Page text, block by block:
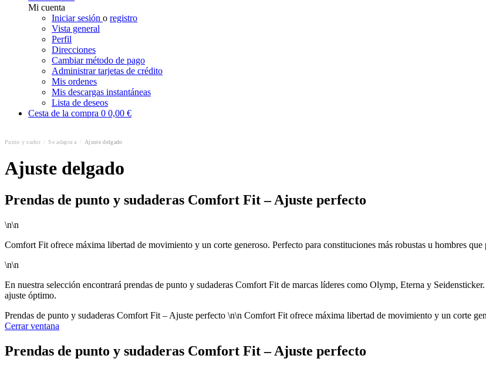
Mi cuenta
Iniciar sesión o registro
Vista general
Perfil
Direcciones
Cambiar método de pago
Administrar tarjetas de crédito
Mis ordenes
Mis descargas instantáneas
Lista de deseos
Cesta de la compra 0 0,00 €
Punto y sudor Se adapta a Ajuste delgado
Ajuste delgado
Prendas de punto y sudaderas Comfort Fit – Ajuste perfecto
\n\n
Comfort Fit ofrece máxima libertad de movimiento y un corte generoso. Perfecto para constituciones más robustas u hombres
\n\n
En nuestra selección encontrará prendas de punto y sudaderas Comfort Fit de marcas líderes como Olymp, Eterna y
ajuste óptimo.
Prendas de punto y sudaderas Comfort Fit – Ajuste perfecto \n\n Comfort Fit ofrece máxima libertad de movimiento y un corte
Cerrar ventana
Prendas de punto y sudaderas Comfort Fit – Ajuste perfecto